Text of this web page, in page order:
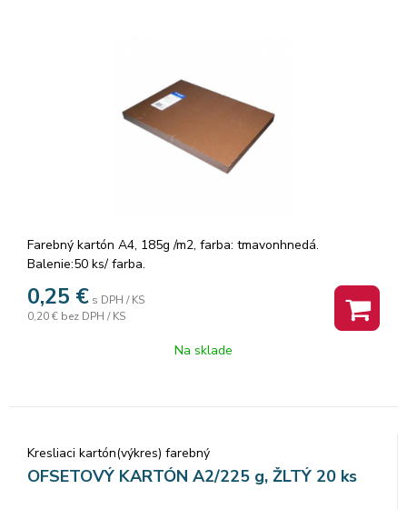
Farebný kartón A4, 185g /m2, farba: tmavonhnedá.
Balenie:50 ks/ farba.
0,25 € s DPH / KS
0,20 € bez DPH / KS
Na sklade
Kresliaci kartón(výkres) farebný
OFSETOVÝ KARTÓN A2/225 g, ŽLTÝ 20 ks